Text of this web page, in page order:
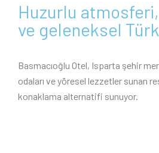
Huzurlu
ve geleneksel
Basmacıoğlu Otel, Isparta şehir
odaları ve yöresel lezzetler sunan
konaklama alternatifi sunuyor.